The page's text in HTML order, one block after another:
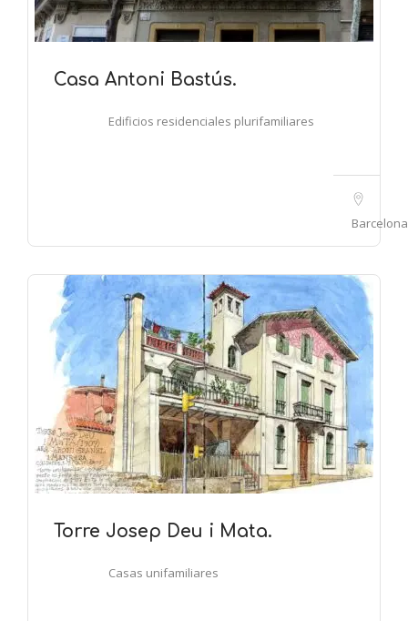
Casa Antoni Bastús.
Edificios residenciales plurifamiliares
Barcelona
Torre Josep Deu i Mata.
Casas unifamiliares